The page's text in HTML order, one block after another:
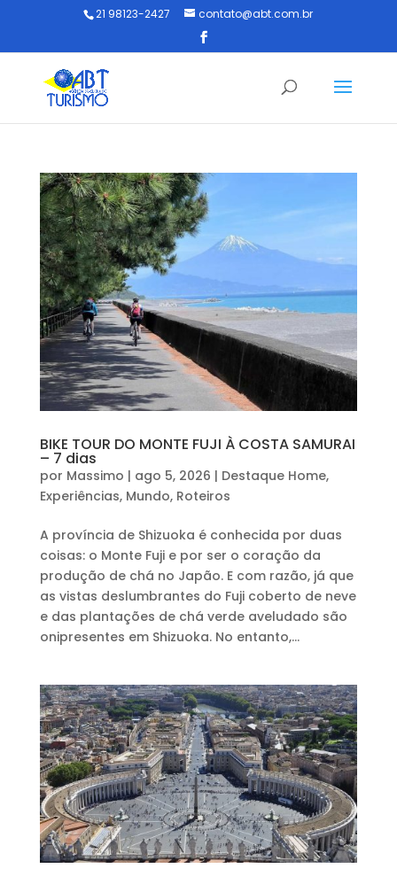
21 98123-2427 contato@abt.com.br
BIKE TOUR DO MONTE FUJI À COSTA SAMURAI
– 7 dias
por Massimo | ago 5, 2026 | Destaque Home,
Experiências, Mundo, Roteiros
A província de Shizuoka é conhecida por duas
coisas: o Monte Fuji e por ser o coração da
produção de chá no Japão. E com razão, já que
as vistas deslumbrantes do Fuji coberto de neve
e das plantações de chá verde aveludado são
onipresentes em Shizuoka. No entanto,...